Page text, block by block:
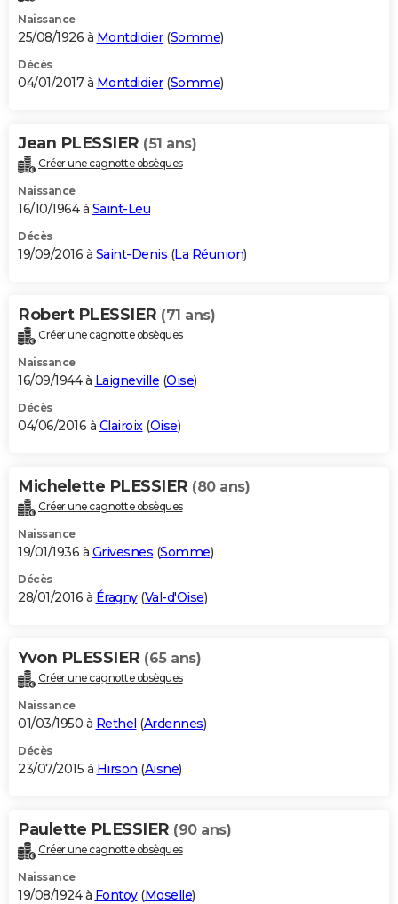
Naissance
25/08/1926 à Montdidier(Somme)
Décès
04/01/2017 à Montdidier(Somme)
Jean PLESSIER (51 ans)
Créer une cagnotte obsèques
Naissance
16/10/1964 à Saint-Leu
Décès
19/09/2016 à Saint-Denis (La Réunion)
Robert PLESSIER (71 ans)
Créer une cagnotte obsèques
Naissance
16/09/1944 à Laigneville (Oise)
Décès
04/06/2016 à Clairoix(Oise)
Michelette PLESSIER (80 ans)
Créer une cagnotte obsèques
Naissance
19/01/1936 à Grivesnes (Somme)
Décès
28/01/2016 à Éragny(Val-d'Oise)
Yvon PLESSIER (65 ans)
Créer une cagnotte obsèques
Naissance
01/03/1950 à Rethel (Ardennes)
Décès
23/07/2015 à Hirson (Aisne)
Paulette PLESSIER (90 ans)
Créer une cagnotte obsèques
Naissance
19/08/1924 à Fontoy(Moselle)